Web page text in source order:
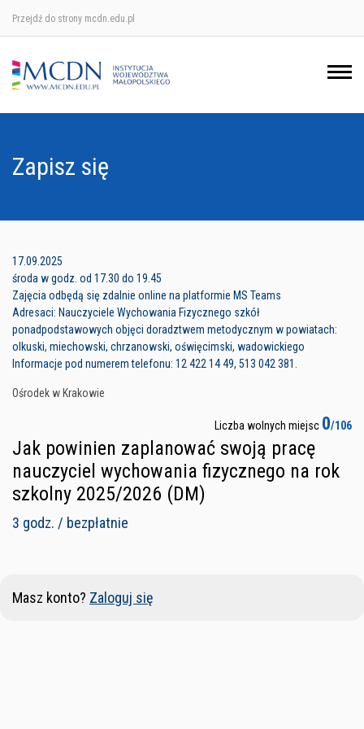
Przejdź do strony mcdn.edu.pl
Zapisz się
17.09.2025
środa w godz. od 17.30 do 19.45
Zajęcia odbędą się zdalnie online na platformie MS Teams
Adresaci: Nauczyciele Wychowania Fizycznego szkół
ponadpodstawowych objęci doradztwem metodycznym w powiatach:
olkuski, miechowski, chrzanowski, oświęcimski, wadowickiego
Informacje pod numerem telefonu: 12 422 14 49, 513 042 381.
Ośrodek w Krakowie
Liczba wolnych miejsc 0/106
Jak powinien zaplanować swoją pracę
nauczyciel wychowania fizycznego na rok
szkolny 2025/2026 (DM)
3 godz. / bezpłatnie
Masz konto? Zaloguj się
Ośrodek w Krakowie
Ośrodek w Nowym Sączu
Ośrodek w Tarnowie